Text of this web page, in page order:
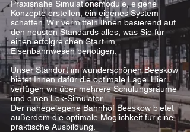
Praxisnahe Simulationsmodule, eigene
Konzepte erstellen, ein eigenes System
schaffen. Wir vermitteln Ihnen basierend auf
den neusten Standards alles, was Sie für
einen erfolgreichen Start im
Eisenbahnwesen benötigen.
Unser Standort im wunderschönen Beeskow
bietet Ihnen dafür die optimale Lage. Hier
verfügen wir über mehrere Schulungsräume
und einen Lok-Simulator.
Der nahegelegene Bahnhof Beeskow bietet
außerdem die optimale Möglichkeit für eine
praktische Ausbildung.